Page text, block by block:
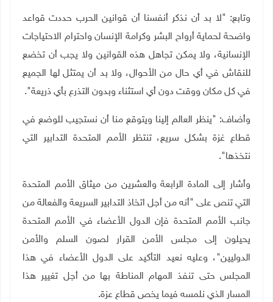
وتابع: "لا بد أن نذكر أنفسنا أن قوانين الحرب حددت قواعد
واضحة لحماية أرواح البشر وكرامة الإنسان واحترام الاحتياجات
الإنسانية، ولا يمكن تجاهل هذه القوانين ولا يجب أن تخضع
للنقاش في أي حال من الأحوال، ولا بد أن يمتثل لها الجميع
في كل مكان ووقت دون أي استثناء وبدون التذرع بأي ذريعة".
وأضاف: "ينظر العالم إلينا ويتوقع منا أن نستجيب للوضع في
قطاع غزة بشكل سريع، تنتظر الأمم المتحدة التدابير التي
نتخذها".
وأشار إلى المادة الرابعة والعشرين من ميثاق الأمم المتحدة
التي تنص على "أنه من أجل اتخاذ التدابير السريعة والفعالة من
جانب الأمم المتحدة فإن الدول الأعضاء في الأمم المتحدة
يحيلون إلى مجلس الأمن القرار لصون السلم والأمن
الدوليين"، وعليه نعيد التأكيد على الدول الأعضاء في هذا
المجلس حتى تنفذ المهام المناطة بها من أجل تغيير هذا
المسار الذي نلمسه فيما يخص قطاع عزة.